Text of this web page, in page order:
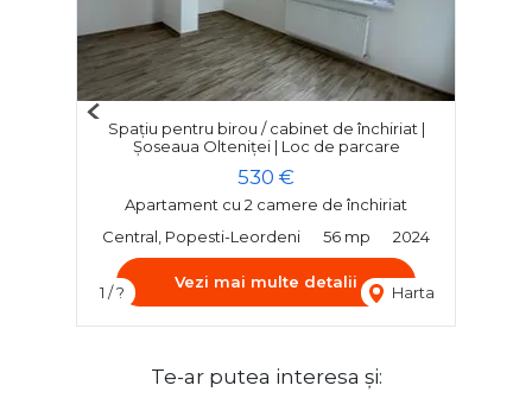
1 / ? Harta
Next
Spațiu pentru birou / cabinet de închiriat |
Șoseaua Olteniței | Loc de parcare
530 €
Apartament cu 2 camere de închiriat
Central, Popesti-Leordeni
56 mp 2024
Vezi mai multe detalii
Te-ar putea interesa și: